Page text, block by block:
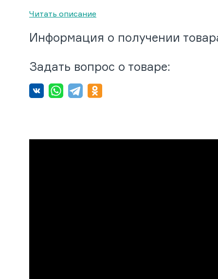
Читать описание
Информация о получении
Задать вопрос о товаре: